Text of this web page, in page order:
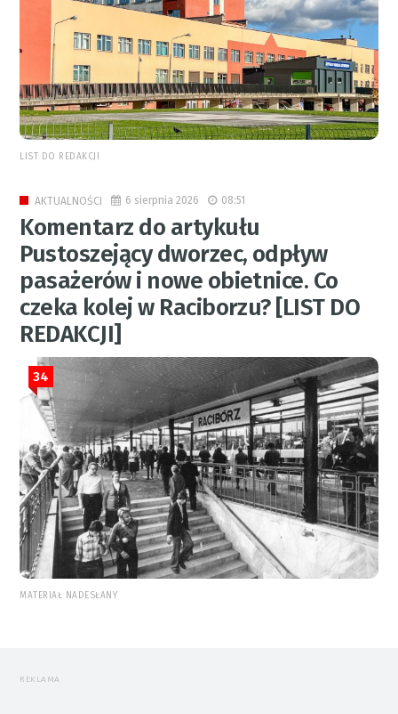
LIST DO REDAKCJI
AKTUALNOŚCI 6 sierpnia 2026 08:51
Komentarz do artykułu
Pustoszejący dworzec, odpływ
pasażerów i nowe obietnice. Co
czeka kolej w Raciborzu? [LIST DO
REDAKCJI]
34
MATERIAŁ NADESŁANY
REKLAMA